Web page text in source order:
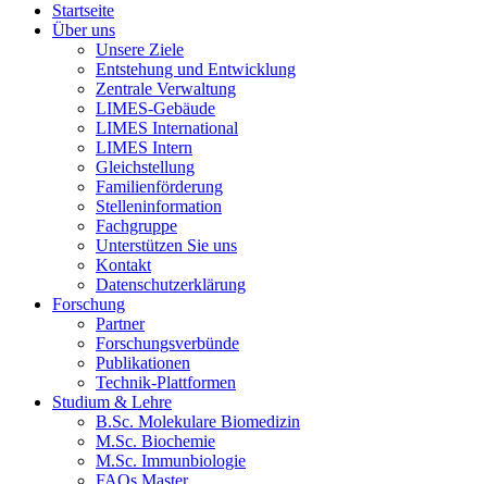
Startseite
Über uns
Unsere Ziele
Entstehung und Entwicklung
Zentrale Verwaltung
LIMES-Gebäude
LIMES International
LIMES Intern
Gleichstellung
Familienförderung
Stelleninformation
Fachgruppe
Unterstützen Sie uns
Kontakt
Datenschutzerklärung
Forschung
Partner
Forschungsverbünde
Publikationen
Technik-Plattformen
Studium & Lehre
B.Sc. Molekulare Biomedizin
M.Sc. Biochemie
M.Sc. Immunbiologie
FAQs Master